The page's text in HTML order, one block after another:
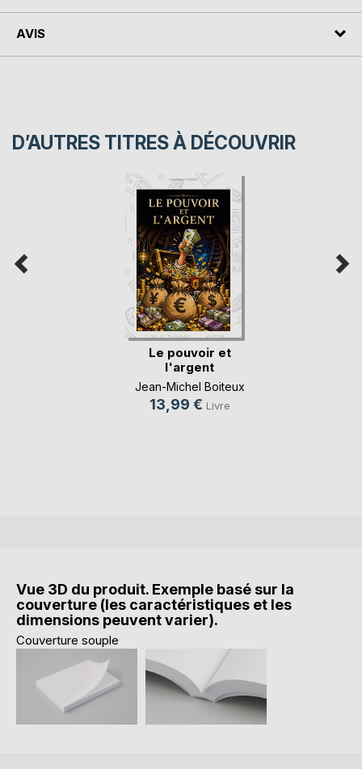
AVIS
D’AUTRES TITRES À DÉCOUVRIR
Le pouvoir et
l'argent
Jean-Michel Boiteux
13,99 € Livre
Vue 3D du produit. Exemple basé sur la
couverture (les caractéristiques et les
dimensions peuvent varier).
Couverture souple